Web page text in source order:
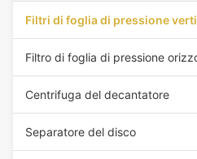
Filtri di foglia di pressione
Filtro di foglia di pressione
Centrifuga del decantatore
Separatore del disco